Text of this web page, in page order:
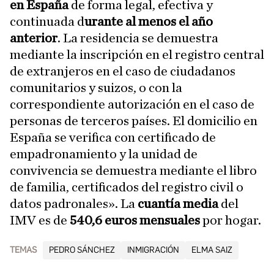
en Españade forma legal, efectiva y
continuada durante al menos el año
anterior. La residencia se demuestra
mediante la inscripción en el registro central
de extranjeros en el caso de ciudadanos
comunitarios y suizos, o con la
correspondiente autorización en el caso de
personas de terceros países. El domicilio en
España se verifica con certificado de
empadronamiento y la unidad de
convivencia se demuestra mediante el libro
de familia, certificados del registro civil o
datos padronales». La cuantía mediadel
IMV es de 540,6 euros mensualespor hogar.
TEMAS PEDRO SÁNCHEZ INMIGRACIÓN ELMA SAIZ